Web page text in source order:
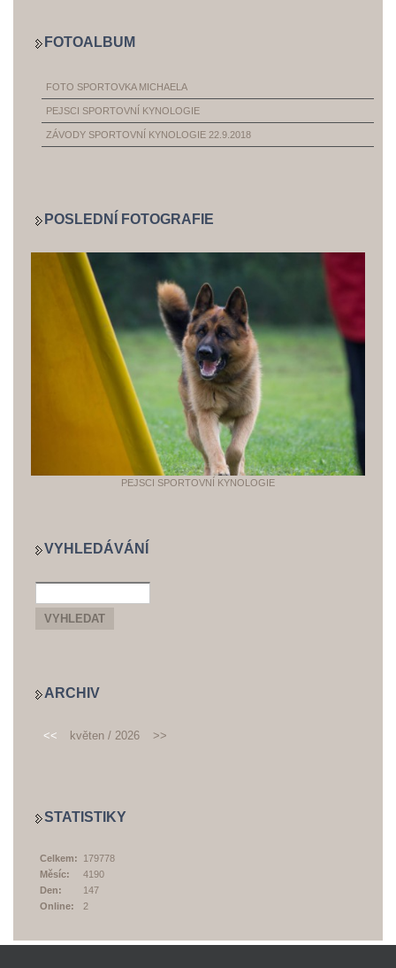
FOTOALBUM
FOTO SPORTOVKA MICHAELA
PEJSCI SPORTOVNÍ KYNOLOGIE
ZÁVODY SPORTOVNÍ KYNOLOGIE 22.9.2018
POSLEDNÍ FOTOGRAFIE
PEJSCI SPORTOVNÍ KYNOLOGIE
VYHLEDÁVÁNÍ
ARCHIV
<< květen / 2026 >>
STATISTIKY
Online: 2
Celkem:
179778
Měsíc:
4190
Den:
147